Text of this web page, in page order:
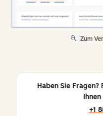
Zum
Haben Sie Fragen?
+1